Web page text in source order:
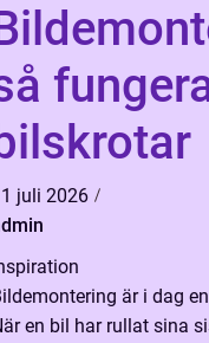
juli 2026
är i dag
en bil har rullat sina